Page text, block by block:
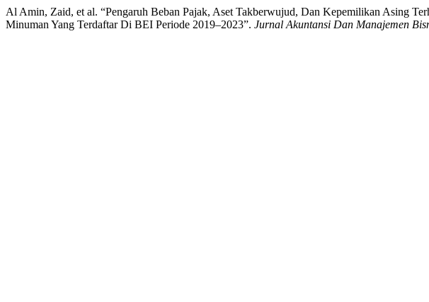
Al Amin, Zaid, et al. “Pengaruh Beban Pajak, Aset Takberwujud, Dan Kepemilikan Asing
Minuman Yang Terdaftar Di BEI Periode 2019–2023”. Jurnal Akuntansi Dan Manajemen